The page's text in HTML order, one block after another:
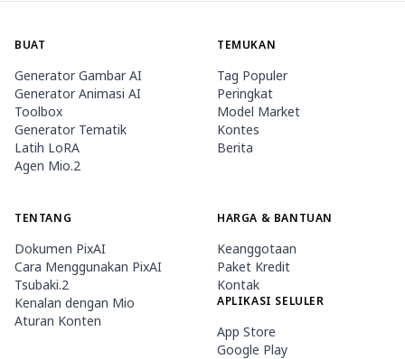
BUAT
Generator Gambar AI
Generator Animasi AI
Toolbox
Generator Tematik
Latih LoRA
Agen Mio.2
TEMUKAN
Tag Populer
Peringkat
Model Market
Kontes
Berita
TENTANG
Dokumen PixAI
Cara Menggunakan PixAI
Tsubaki.2
Kenalan dengan Mio
Aturan Konten
HARGA & BANTUAN
Keanggotaan
Paket Kredit
Kontak
APLIKASI SELULER
App Store
Google Play